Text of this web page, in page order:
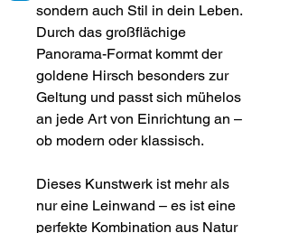
sondern auch Stil in dein Leben.
Durch das großflächige
Panorama-Format kommt der
goldene Hirsch besonders zur
Geltung und passt sich mühelos
an jede Art von Einrichtung an –
ob modern oder klassisch.
Dieses Kunstwerk ist mehr als
nur eine Leinwand – es ist eine
perfekte Kombination aus Natur